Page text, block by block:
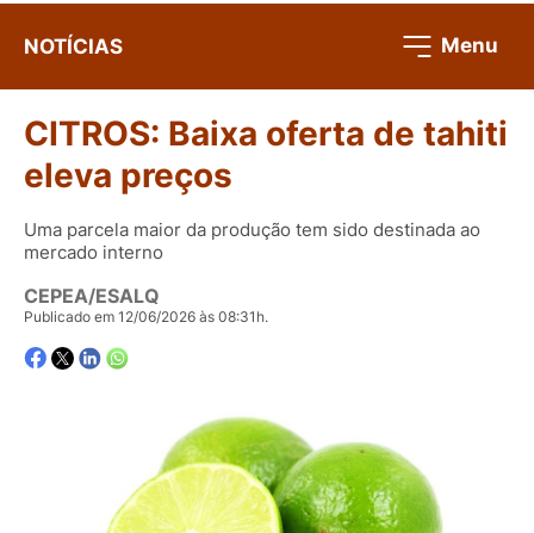
NOTÍCIAS Menu
CITROS: Baixa oferta de tahiti
eleva preços
Uma parcela maior da produção tem sido destinada ao
mercado interno
CEPEA/ESALQ
Publicado em 12/06/2026 às 08:31h.